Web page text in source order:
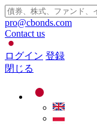
pro@cbonds.com
Contact us
ログイン 登録
閉じる